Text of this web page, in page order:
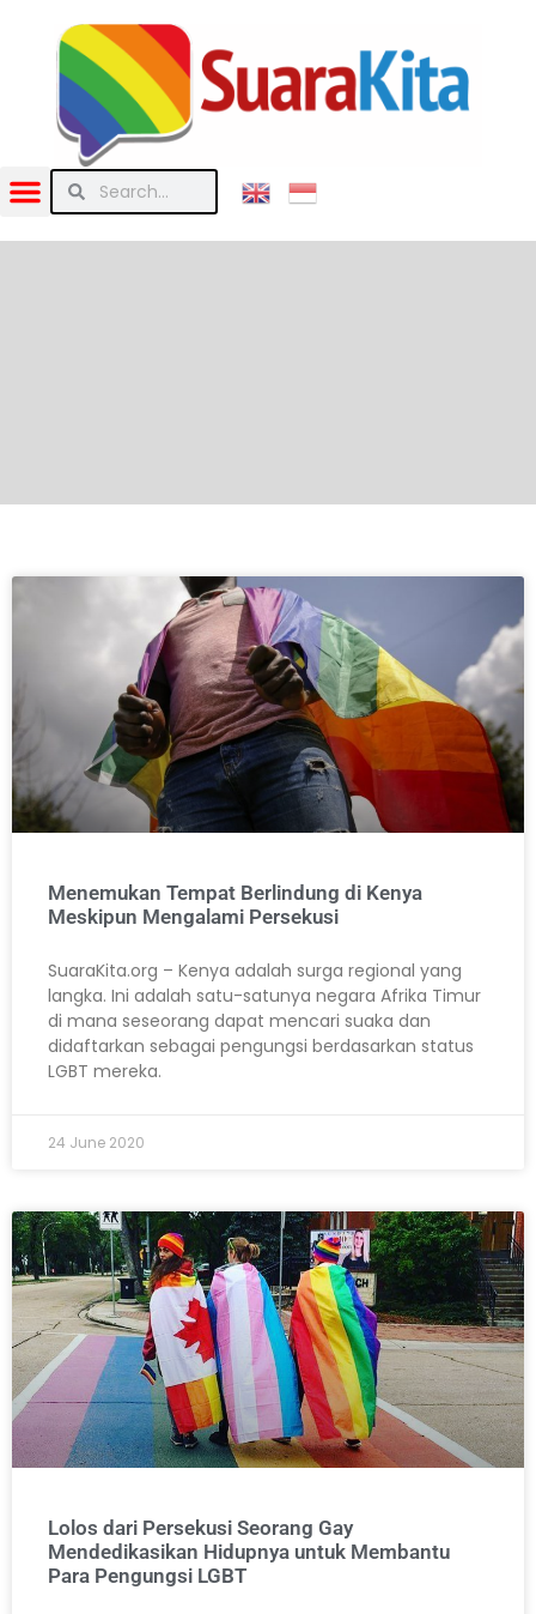
Menemukan Tempat Berlindung di Kenya
Meskipun Mengalami Persekusi
SuaraKita.org – Kenya adalah surga regional yang
langka. Ini adalah satu-satunya negara Afrika Timur
di mana seseorang dapat mencari suaka dan
didaftarkan sebagai pengungsi berdasarkan status
LGBT mereka.
24 June 2020
Lolos dari Persekusi Seorang Gay
Mendedikasikan Hidupnya untuk Membantu
Para Pengungsi LGBT